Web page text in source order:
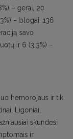
– gerai, 20
– blogai. 136
savo
ir 6 (3,3%) –
hemorojaus ir tik
Ligoniai,
skundėsi
ir